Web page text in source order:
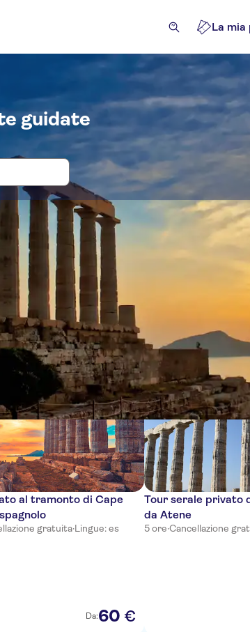
La mia
guidate
d'ingresso e tour per
e tour guidati
al tramonto di Cape
gratuita·Lingue: es
Da:60 €
Tour serale privato
da Atene
5 ore·Cancellazione